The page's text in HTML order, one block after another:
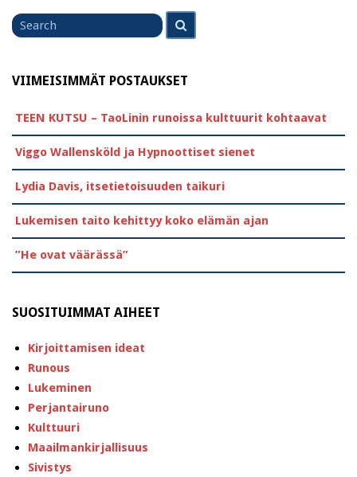
for
VIIMEISIMMÄT POSTAUKSET
TEEN KUTSU – TaoLinin runoissa kulttuurit kohtaavat
Viggo Wallensköld ja Hypnoottiset sienet
Lydia Davis, itsetietoisuuden taikuri
Lukemisen taito kehittyy koko elämän ajan
”He ovat väärässä”
SUOSITUIMMAT AIHEET
Kirjoittamisen ideat
Runous
Lukeminen
Perjantairuno
Kulttuuri
Maailmankirjallisuus
Sivistys